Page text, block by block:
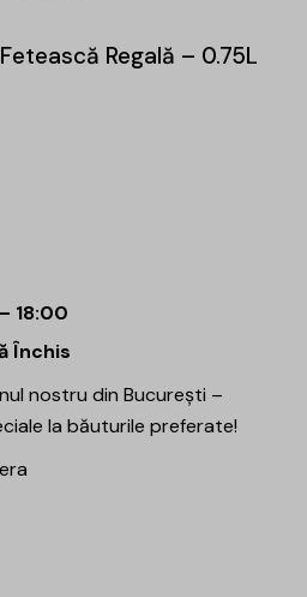
Regală – 0.75L
18:00
Închis
nostru din București –
la băuturile preferate!